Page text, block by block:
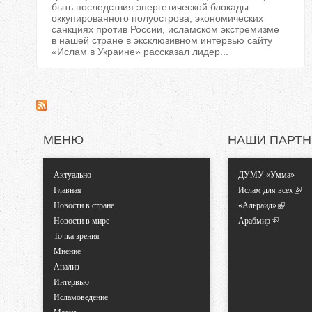
быть последствия энергетической блокады
оккупированного полуострова, экономических
санкциях против России, исламском экстремизме
в нашей стране в эксклюзивном интервью сайту
«Ислам в Украине» рассказал лидер...
МЕНЮ
Актуально
Главная
Новости в стране
Новости в мире
Точка зрения
Мнение
Анализ
Интервью
Исламоведение
НАШИ
ДУМУ «Умма»
Ислам для всех
«Альраид»
Арабмир